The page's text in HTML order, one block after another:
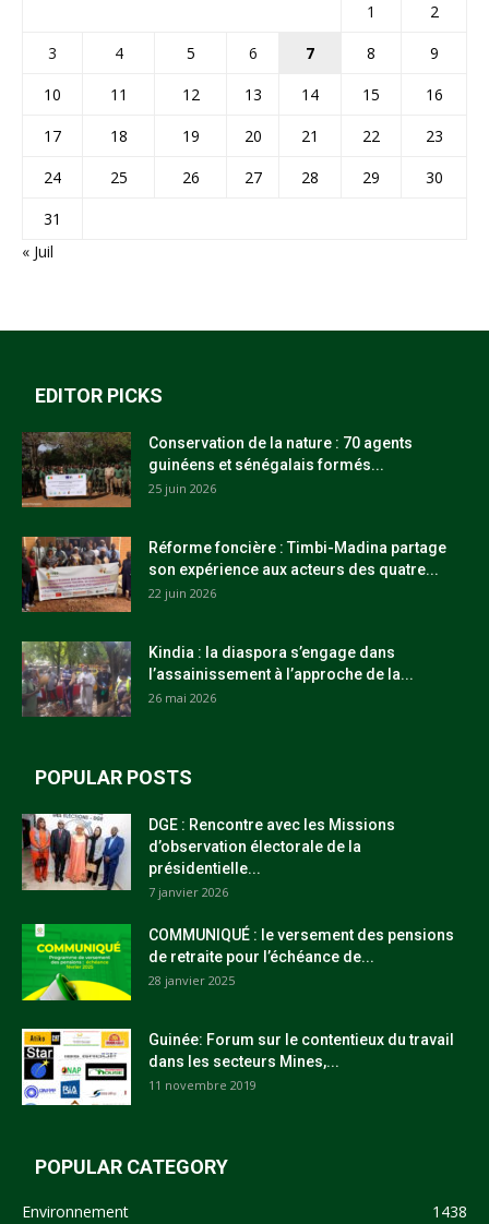
1
2
3
4 5 6 7 8
9
10
11 12 13 14 15
16
17
18 19 20 21 22
23
24
25 26 27 28 29
30
31
« Juil
EDITOR PICKS
Conservation de la nature : 70 agents
guinéens et sénégalais formés...
25 juin 2026
Réforme foncière : Timbi-Madina partage
son expérience aux acteurs des quatre...
22 juin 2026
Kindia : la diaspora s’engage dans
l’assainissement à l’approche de la...
26 mai 2026
POPULAR POSTS
DGE : Rencontre avec les Missions
d’observation électorale de la
présidentielle...
7 janvier 2026
COMMUNIQUÉ : le versement des pensions
de retraite pour l’échéance de...
28 janvier 2025
Guinée: Forum sur le contentieux du travail
dans les secteurs Mines,...
11 novembre 2019
POPULAR CATEGORY
Environnement
1438